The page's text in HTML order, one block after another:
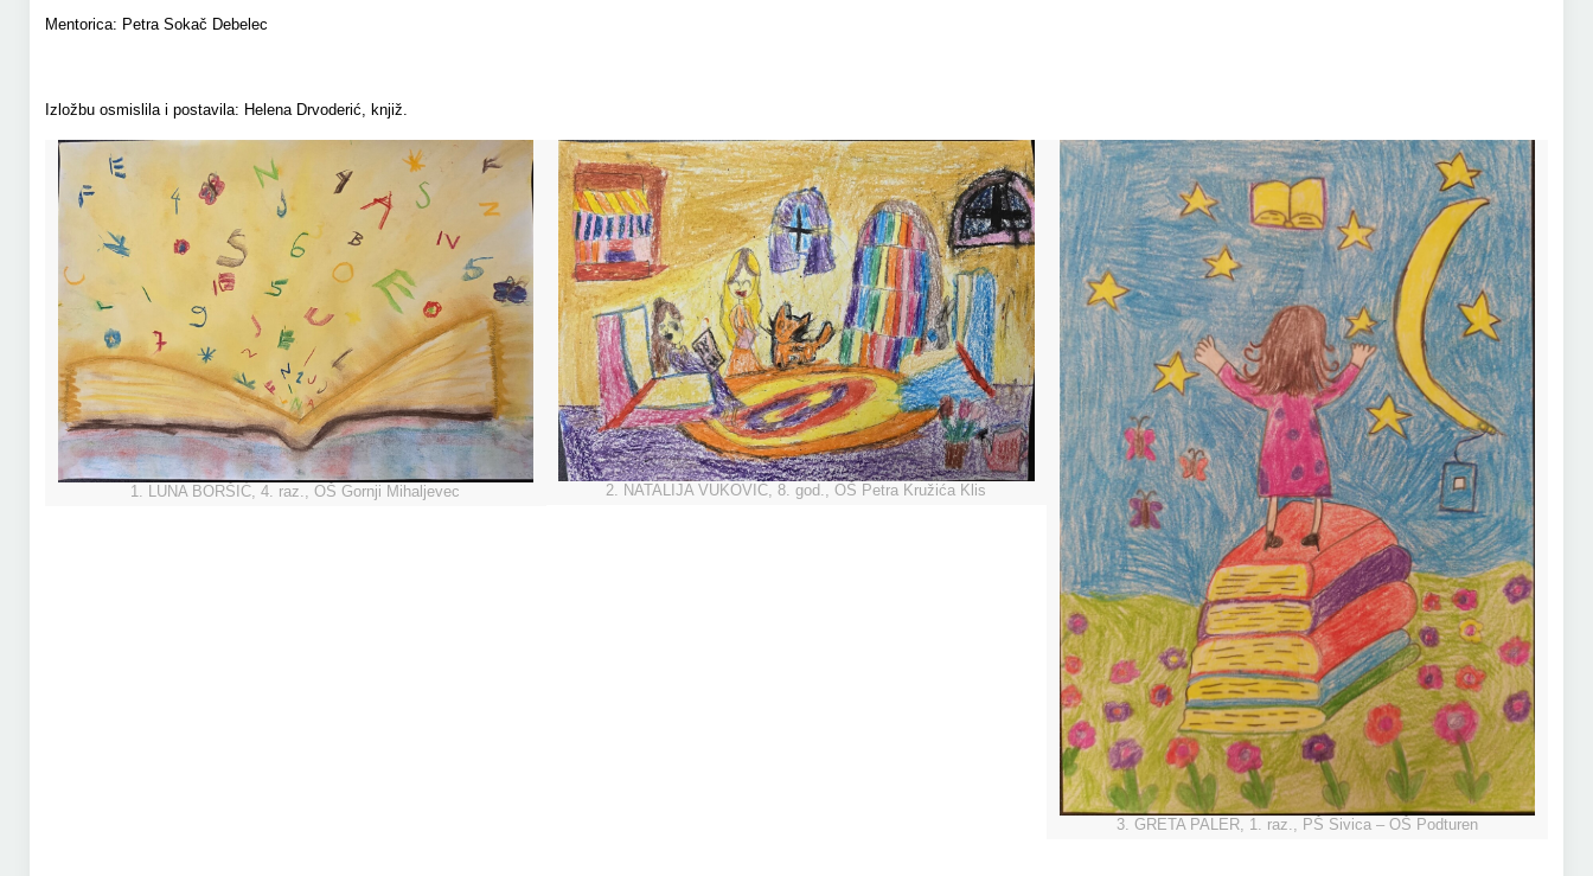
Mentorica: Petra Sokač Debelec
Izložbu osmislila i postavila: Helena Drvoderić, knjiž.
1. LUNA BORŠIĆ, 4. raz., OŠ Gornji Mihaljevec 2. NATALIJA VUKOVIĆ, 8. god., OŠ Petra Kružića Klis
3. GRETA PALER, 1. raz., PŠ Sivica – OŠ Podturen